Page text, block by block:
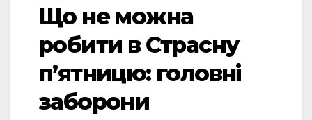
Що не можна
робити в Страсну
п’ятницю: головні
заборони